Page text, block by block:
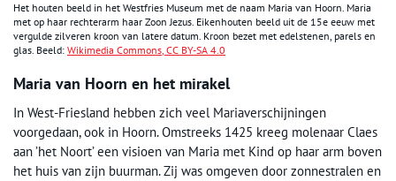
Het houten beeld in het Westfries Museum met de naam Maria van Hoorn. Maria
met op haar rechterarm haar Zoon Jezus. Eikenhouten beeld uit de 15e eeuw met
vergulde zilveren kroon van latere datum. Kroon bezet met edelstenen, parels en
glas. Beeld: Wikimedia Commons, CC BY-SA 4.0
Maria van Hoorn en het mirakel
In West-Friesland hebben zich veel Mariaverschijningen
voorgedaan, ook in Hoorn. Omstreeks 1425 kreeg molenaar Claes
aan ’het Noort’ een visioen van Maria met Kind op haar arm boven
het huis van zijn buurman. Zij was omgeven door zonnestralen en